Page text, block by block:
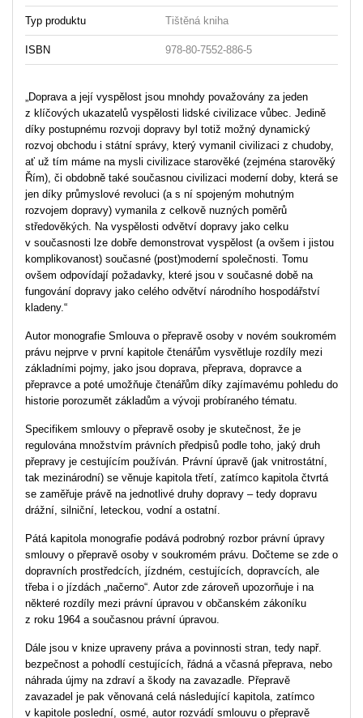
Typ produktu Tištěná kniha
ISBN 978-80-7552-886-5
„Doprava a její vyspělost jsou mnohdy považovány za jeden
z klíčových ukazatelů vyspělosti lidské civilizace vůbec. Jedině
díky postupnému rozvoji dopravy byl totiž možný dynamický
rozvoj obchodu i státní správy, který vymanil civilizaci z chudoby,
ať už tím máme na mysli civilizace starověké (zejména starověký
Řím), či obdobně také současnou civilizaci moderní doby, která se
jen díky průmyslové revoluci (a s ní spojeným mohutným
rozvojem dopravy) vymanila z celkově nuzných poměrů
středověkých. Na vyspělosti odvětví dopravy jako celku
v současnosti lze dobře demonstrovat vyspělost (a ovšem i jistou
komplikovanost) současné (post)moderní společnosti. Tomu
ovšem odpovídají požadavky, které jsou v současné době na
fungování dopravy jako celého odvětví národního hospodářství
kladeny.“
Autor monografie Smlouva o přepravě osoby v novém soukromém
právu nejprve v první kapitole čtenářům vysvětluje rozdíly mezi
základními pojmy, jako jsou doprava, přeprava, dopravce a
přepravce a poté umožňuje čtenářům díky zajímavému pohledu do
historie porozumět základům a vývoji probíraného tématu.
Specifikem smlouvy o přepravě osoby je skutečnost, že je
regulována množstvím právních předpisů podle toho, jaký druh
přepravy je cestujícím používán. Právní úpravě (jak vnitrostátní,
tak mezinárodní) se věnuje kapitola třetí, zatímco kapitola čtvrtá
se zaměřuje právě na jednotlivé druhy dopravy – tedy dopravu
drážní, silniční, leteckou, vodní a ostatní.
Pátá kapitola monografie podává podrobný rozbor právní úpravy
smlouvy o přepravě osoby v soukromém právu. Dočteme se zde o
dopravních prostředcích, jízdném, cestujících, dopravcích, ale
třeba i o jízdách „načerno“. Autor zde zároveň upozorňuje i na
některé rozdíly mezi právní úpravou v občanském zákoníku
z roku 1964 a současnou právní úpravou.
Dále jsou v knize upraveny práva a povinnosti stran, tedy např.
bezpečnost a pohodlí cestujících, řádná a včasná přeprava, nebo
náhrada újmy na zdraví a škody na zavazadle. Přepravě
zavazadel je pak věnovaná celá následující kapitola, zatímco
v kapitole poslední, osmé, autor rozvádí smlouvu o přepravě